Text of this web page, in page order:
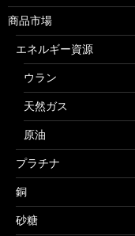
商品市場
エネルギー資源
ウラン
天然ガス
原油
プラチナ
銅
砂糖